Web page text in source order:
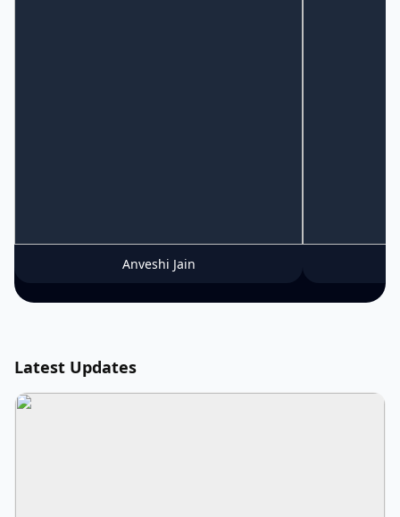
Anveshi Jain
Latest Updates